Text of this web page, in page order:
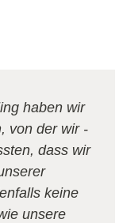
haben wir
von der wir -
dass wir
keine
unsere